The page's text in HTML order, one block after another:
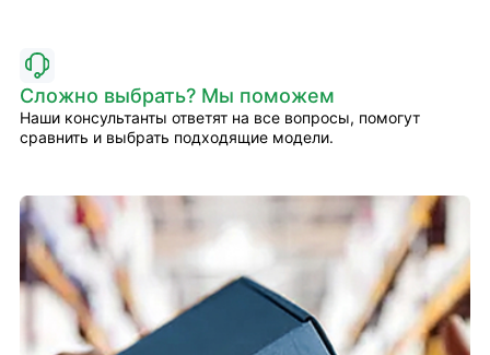
Сложно выбрать? Мы поможем
Наши консультанты ответят на все вопросы, помогут
сравнить и выбрать подходящие модели.